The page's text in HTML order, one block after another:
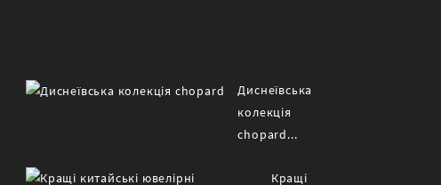
Диснеївська
колекція
chopard...
Кращі